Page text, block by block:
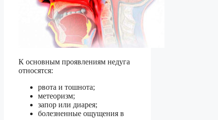
К основным проявлениям недуга
относятся:
рвота и тошнота;
метеоризм;
запор или диарея;
болезненные ощущения в